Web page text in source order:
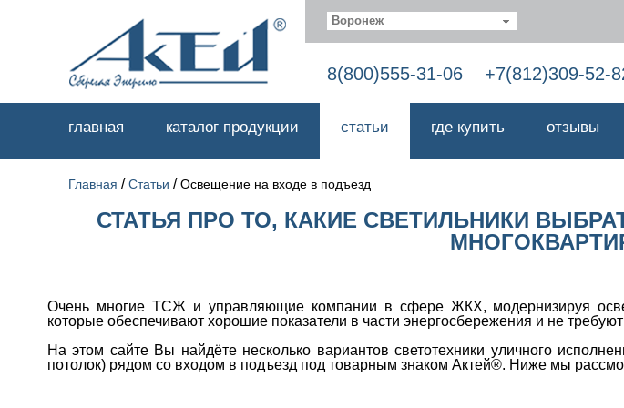
Воронеж
8(800)555-31-06 +7(812)309-52-
главная каталог продукции статьи где купить отзывы
Главная /Статьи /Освещение на входе в подъезд
СТАТЬЯ ПРО ТО, КАКИЕ СВЕТИЛЬНИКИ
Очень многие ТСЖ и управляющие компании в сфере ЖКХ, модернизируя
которые обеспечивают хорошие показатели в части энергосбережения и не
На этом сайте Вы найдёте несколько вариантов светотехники уличного
потолок) рядом со входом в подъезд под товарным знаком Актей®. Ниже мы